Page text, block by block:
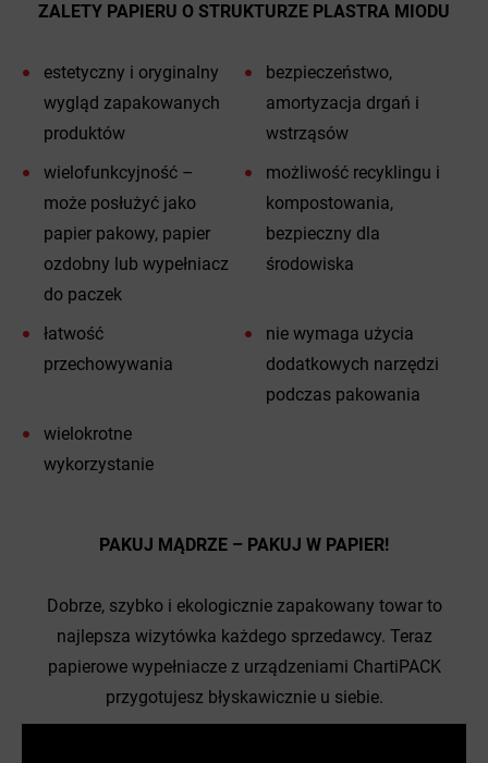
ZALETY PAPIERU O STRUKTURZE PLASTRA MIODU
estetyczny i oryginalny
wygląd zapakowanych
produktów
bezpieczeństwo,
amortyzacja drgań i
wstrząsów
wielofunkcyjność –
może posłużyć jako
papier pakowy, papier
ozdobny lub wypełniacz
do paczek
możliwość recyklingu i
kompostowania,
bezpieczny dla
środowiska
łatwość
przechowywania
nie wymaga użycia
dodatkowych narzędzi
podczas pakowania
wielokrotne
wykorzystanie
PAKUJ MĄDRZE – PAKUJ W PAPIER!
Dobrze, szybko i ekologicznie zapakowany towar to
najlepsza wizytówka każdego sprzedawcy. Teraz
papierowe wypełniacze z urządzeniami ChartiPACK
przygotujesz błyskawicznie u siebie.